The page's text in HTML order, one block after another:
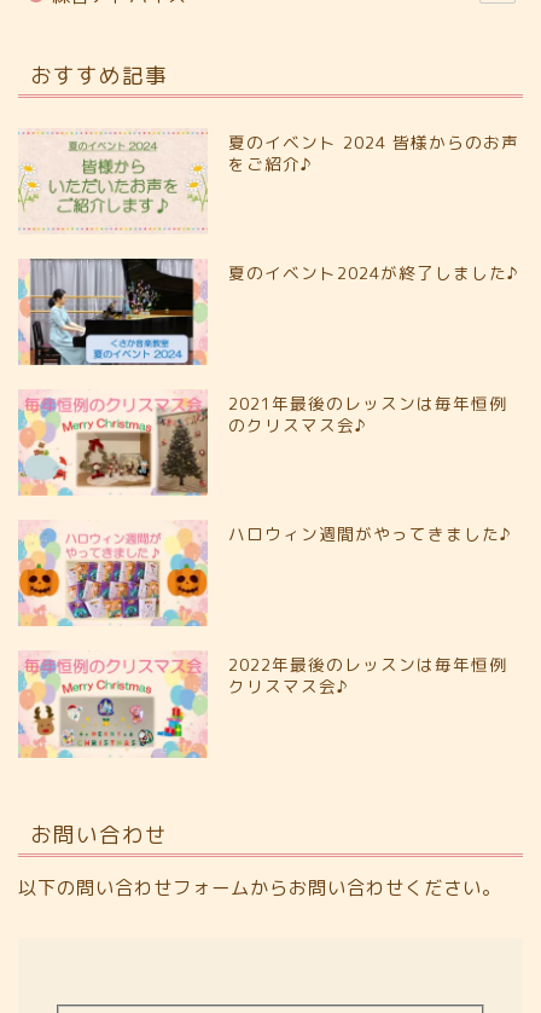
おすすめ記事
夏のイベント 2024 皆様からのお声
をご紹介♪
夏のイベント2024が終了しました♪
2021年最後のレッスンは毎年恒例
のクリスマス会♪
ハロウィン週間がやってきました♪
2022年最後のレッスンは毎年恒例
クリスマス会♪
お問い合わせ
以下の問い合わせフォームからお問い合わせください。